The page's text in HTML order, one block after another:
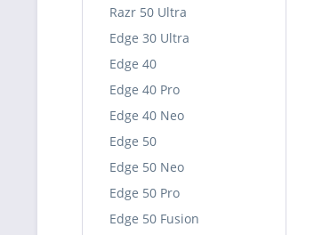
Razr 50 Ultra
Edge 30 Ultra
Edge 40
Edge 40 Pro
Edge 40 Neo
Edge 50
Edge 50 Neo
Edge 50 Pro
Edge 50 Fusion